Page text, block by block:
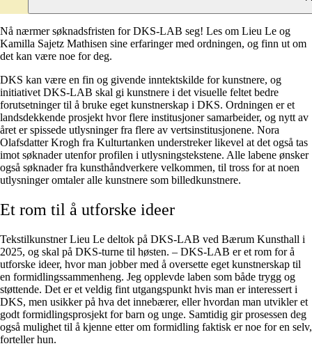
Nå nærmer søknadsfristen for DKS-LAB seg! Les om Lieu Le og
Kamilla Sajetz Mathisen sine erfaringer med ordningen, og finn ut om
det kan være noe for deg.
DKS kan være en fin og givende inntektskilde for kunstnere, og
initiativet DKS-LAB skal gi kunstnere i det visuelle feltet bedre
forutsetninger til å bruke eget kunstnerskap i DKS. Ordningen er et
landsdekkende prosjekt hvor flere institusjoner samarbeider, og nytt av
året er spissede utlysninger fra flere av vertsinstitusjonene. Nora
Olafsdatter Krogh fra Kulturtanken understreker likevel at det også tas
imot søknader utenfor profilen i utlysningstekstene. Alle labene ønsker
også søknader fra kunsthåndverkere velkommen, til tross for at noen
utlysninger omtaler alle kunstnere som billedkunstnere.
Et rom til å utforske ideer
Tekstilkunstner Lieu Le deltok på DKS-LAB ved Bærum Kunsthall i
2025, og skal på DKS-turne til høsten. – DKS-LAB er et rom for å
utforske ideer, hvor man jobber med å oversette eget kunstnerskap til
en formidlingssammenheng. Jeg opplevde laben som både trygg og
støttende. Det er et veldig fint utgangspunkt hvis man er interessert i
DKS, men usikker på hva det innebærer, eller hvordan man utvikler et
godt formidlingsprosjekt for barn og unge. Samtidig gir prosessen deg
også mulighet til å kjenne etter om formidling faktisk er noe for en selv,
forteller hun.